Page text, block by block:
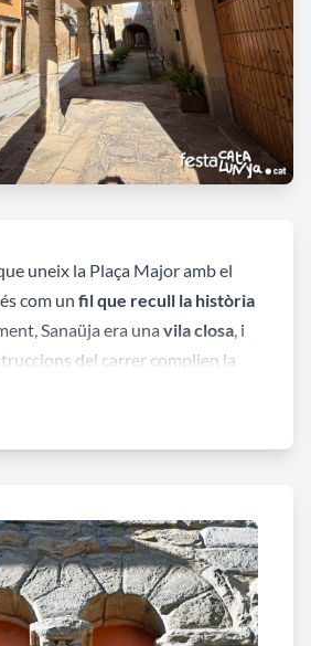
uneix la Plaça Major amb el
com un fil que recull la història
Sanaüja era una vila closa, i
del carrer complien la
el seu encant.
pròpia.Cal Planes (núm. 5)
baixa i dues plantes superiors,
i un porxo inferior sostingut
de pedra i dos pilars